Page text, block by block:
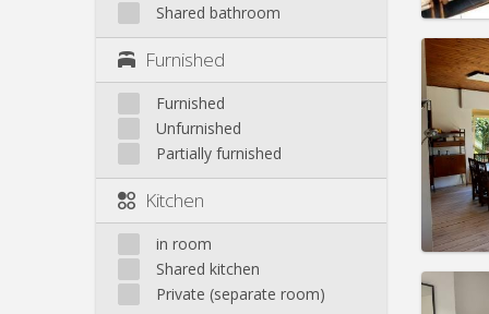
Shared bathroom
Furnished
Furnished
Unfurnished
Partially furnished
Kitchen
in room
Shared kitchen
Private (separate room)
Rent: